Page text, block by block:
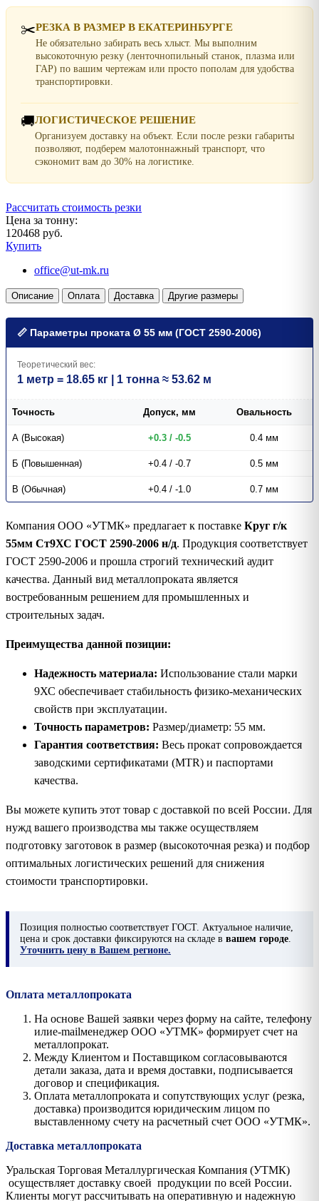
✂️РЕЗКА В РАЗМЕР В ЕКАТЕРИНБУРГЕ
Не обязательно забирать весь хлыст. Мы выполним
высокоточную резку (ленточнопильный станок, плазма или
ГАР) по вашим чертежам или просто пополам для удобства
транспортировки.
🚚ЛОГИСТИЧЕСКОЕ РЕШЕНИЕ
Организуем доставку на объект. Если после резки габариты
позволяют, подберем малотоннажный транспорт, что
сэкономит вам до 30% на логистике.
Рассчитать стоимость резки
Цена за тонну:
120468 руб.
Купить
office@ut-mk.ru
Описание Оплата Доставка Другие размеры
📏 Параметры проката Ø 55 мм (ГОСТ 2590-2006)
Теоретический вес:
1 метр = 18.65 кг | 1 тонна ≈ 53.62 м
Точность Допуск, мм Овальность
А (Высокая) +0.3 / -0.5 0.4 мм
Б (Повышенная) +0.4 / -0.7 0.5 мм
В (Обычная) +0.4 / -1.0 0.7 мм
Компания ООО «УТМК» предлагает к поставке Круг г/к
55мм Ст9ХС ГОСТ 2590-2006 н/д. Продукция соответствует
ГОСТ 2590-2006 и прошла строгий технический аудит
качества. Данный вид металлопроката является
востребованным решением для промышленных и
строительных задач.
Преимущества данной позиции:
Надежность материала: Использование стали марки
9ХС обеспечивает стабильность физико-механических
свойств при эксплуатации.
Точность параметров: Размер/диаметр: 55 мм.
Гарантия соответствия: Весь прокат сопровождается
заводскими сертификатами (MTR) и паспортами
качества.
Вы можете купить этот товар с доставкой по всей России. Для
нужд вашего производства мы также осуществляем
подготовку заготовок в размер (высокоточная резка) и подбор
оптимальных логистических решений для снижения
стоимости транспортировки.
Позиция полностью соответствует ГОСТ. Актуальное наличие,
цена и срок доставки фиксируются на складе в вашем городе
Уточнить цену в Вашем регионе.
Оплата металлопроката
На основе Вашей заявки через форму на сайте, телефону
илиe-mailменеджер ООО «УТМК» формирует счет на
металлопрокат.
Между Клиентом и Поставщиком согласовываются
детали заказа, дата и время доставки, подписывается
договор и спецификация.
Оплата металлопроката и сопутствующих услуг (резка,
доставка) производится юридическим лицом по
выставленному счету на расчетный счет ООО «УТМК».
Доставка металлопроката
Уральская Торговая Металлургическая Компания (УТМК)
осуществляет доставку своей продукции по всей России.
Клиенты могут рассчитывать на оперативную и надежную